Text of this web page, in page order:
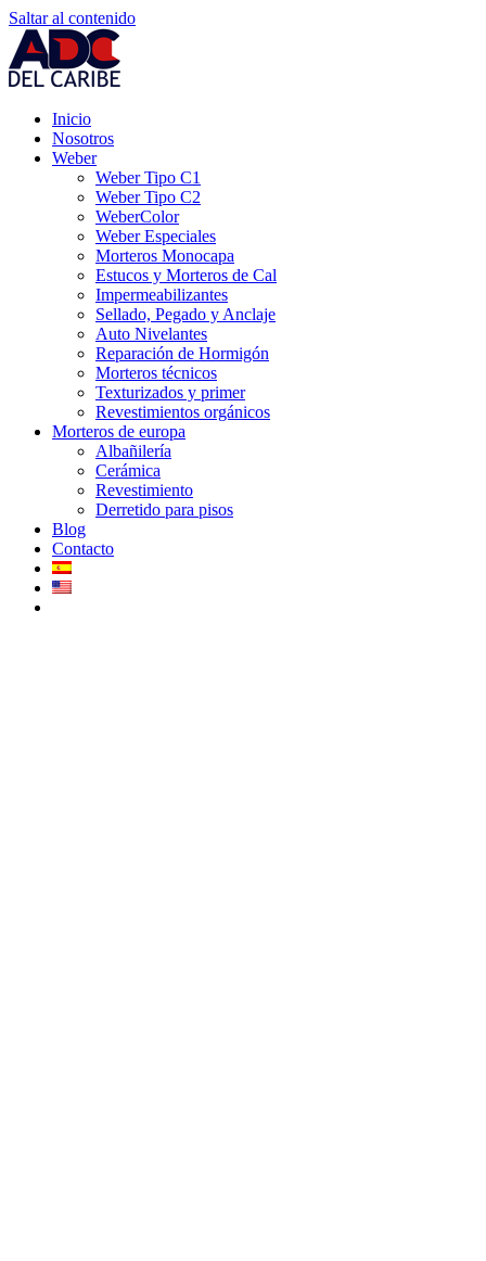
Saltar al contenido
Inicio
Nosotros
Weber
Weber Tipo C1
Weber Tipo C2
WeberColor
Weber Especiales
Morteros Monocapa
Estucos y Morteros de Cal
Impermeabilizantes
Sellado, Pegado y Anclaje
Auto Nivelantes
Reparación de Hormigón
Morteros técnicos
Texturizados y primer
Revestimientos orgánicos
Morteros de europa
Albañilería
Cerámica
Revestimiento
Derretido para pisos
Blog
Contacto